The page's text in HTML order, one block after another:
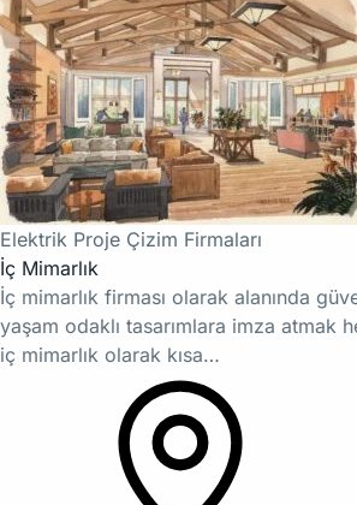
Elektrik Proje Çizim Firmaları
İç Mimarlık
İç mimarlık firması olarak alanında
yaşam odaklı tasarımlara imza atmak
iç mimarlık olarak kısa…